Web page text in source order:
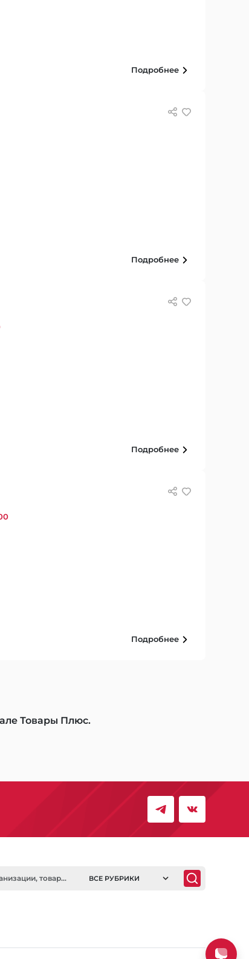
Подробнее
Подробнее
Подробнее
Подробнее
Товары Плюс.
ВСЕ РУБРИКИ